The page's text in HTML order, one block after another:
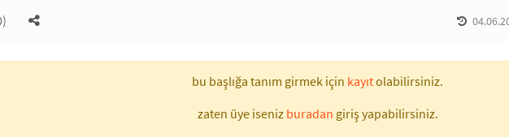
bu başlığa tanım girmek için kayıtolabilirsiniz.
zaten üye iseniz buradan giriş yapabilirsiniz.